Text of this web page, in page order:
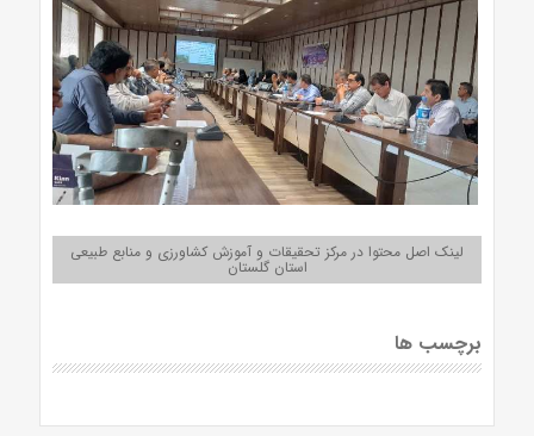
لینک اصل محتوا در مرکز تحقیقات و آموزش کشاورزی و منابع طبیعی
استان گلستان
برچسب ها